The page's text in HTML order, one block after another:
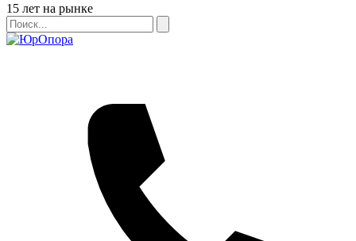
Бейдж
15 лет на рынке
Поиск
Поиск